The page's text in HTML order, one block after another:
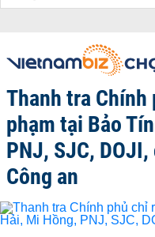
Thanh tra
phạm tại Bảo
PNJ, SJC,
Công an